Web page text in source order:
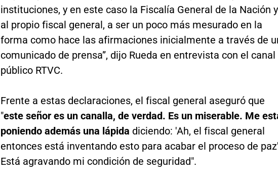
instituciones, y en este caso la Fiscalía General de la Nación y
al propio fiscal general, a ser un poco más mesurado en la
forma como hace las afirmaciones inicialmente a través de
comunicado de prensa”, dijo Rueda en entrevista con el canal
público RTVC.
Frente a estas declaraciones, el fiscal general aseguró que
"este señor es un canalla, de verdad. Es un miserable. Me
poniendo además una lápida diciendo: 'Ah, el fiscal general
entonces está inventando esto para acabar el proceso de
Está agravando mi condición de seguridad".